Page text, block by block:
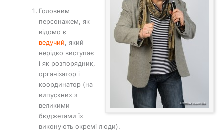
Головним
персонажем, як
відомо є
ведучий, який
нерідко виступає
і як розпорядник,
організатор і
координатор (на
випускних з
великими
бюджетами їх
виконують окремі люди).